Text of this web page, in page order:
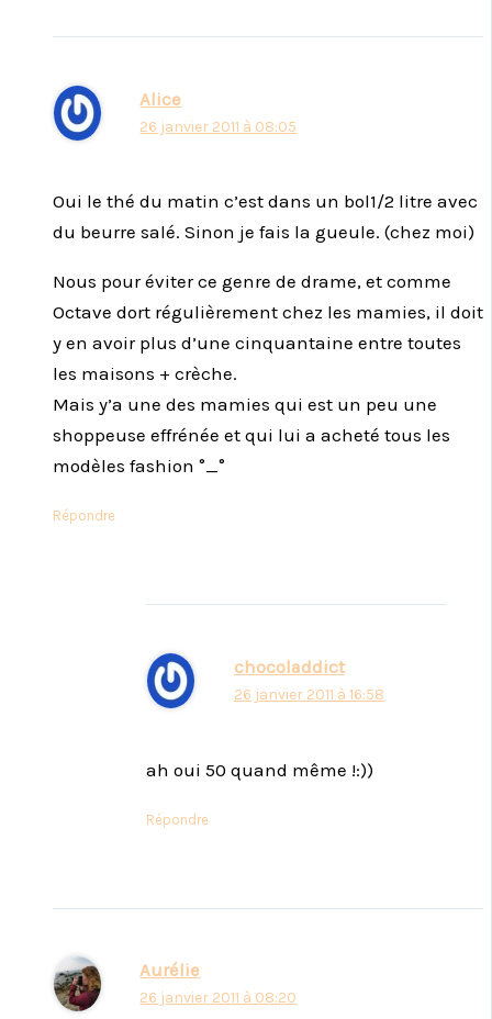
Alice
26 janvier 2011 à 08:05
Oui le thé du matin c’est dans un bol1/2 litre avec
du beurre salé. Sinon je fais la gueule. (chez moi)
Nous pour éviter ce genre de drame, et comme
Octave dort régulièrement chez les mamies, il doit
y en avoir plus d’une cinquantaine entre toutes
les maisons + crèche.
Mais y’a une des mamies qui est un peu une
shoppeuse effrénée et qui lui a acheté tous les
modèles fashion °_°
Répondre
chocoladdict
26 janvier 2011 à 16:58
ah oui 50 quand même !:))
Répondre
Aurélie
26 janvier 2011 à 08:20